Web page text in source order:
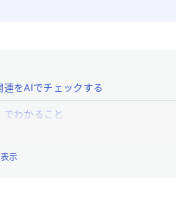
をAIでチェックする
わかること
示